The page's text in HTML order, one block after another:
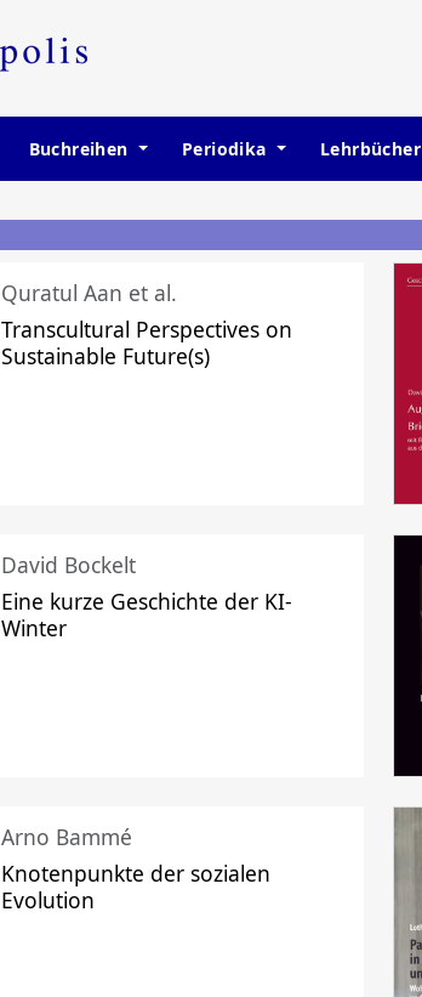
Buchreihen Periodika Lehrbücher
Quratul Aan et al.
Transcultural Perspectives on
Sustainable Future(s)
David Bockelt
Eine kurze Geschichte der KI-
Winter
Arno Bammé
Knotenpunkte der sozialen
Evolution